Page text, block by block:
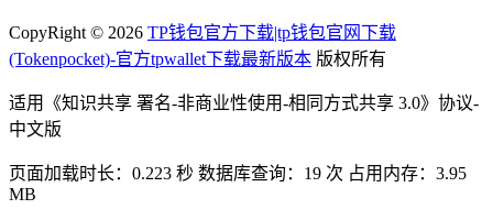
CopyRight © 2026 TP钱包官方下载|tp钱包官网下载
(Tokenpocket)-官方tpwallet下载最新版本 版权所有
适用《知识共享 署名-非商业性使用-相同方式共享 3.0》协议-
中文版
页面加载时长：0.223 秒 数据库查询：19 次 占用内存：3.95
MB